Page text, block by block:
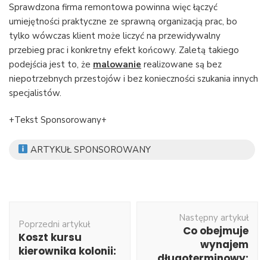
Sprawdzona firma remontowa powinna więc łączyć
umiejętności praktyczne ze sprawną organizacją prac, bo
tylko wówczas klient może liczyć na przewidywalny
przebieg prac i konkretny efekt końcowy. Zaletą takiego
podejścia jest to, że malowanie realizowane są bez
niepotrzebnych przestojów i bez konieczności szukania innych
specjalistów.
+Tekst Sponsorowany+
ARTYKUŁ SPONSOROWANY
wpisu
Poprzedni artykuł
Koszt kursu
kierownika kolonii:
Następny artykuł
Co obejmuje
wynajem